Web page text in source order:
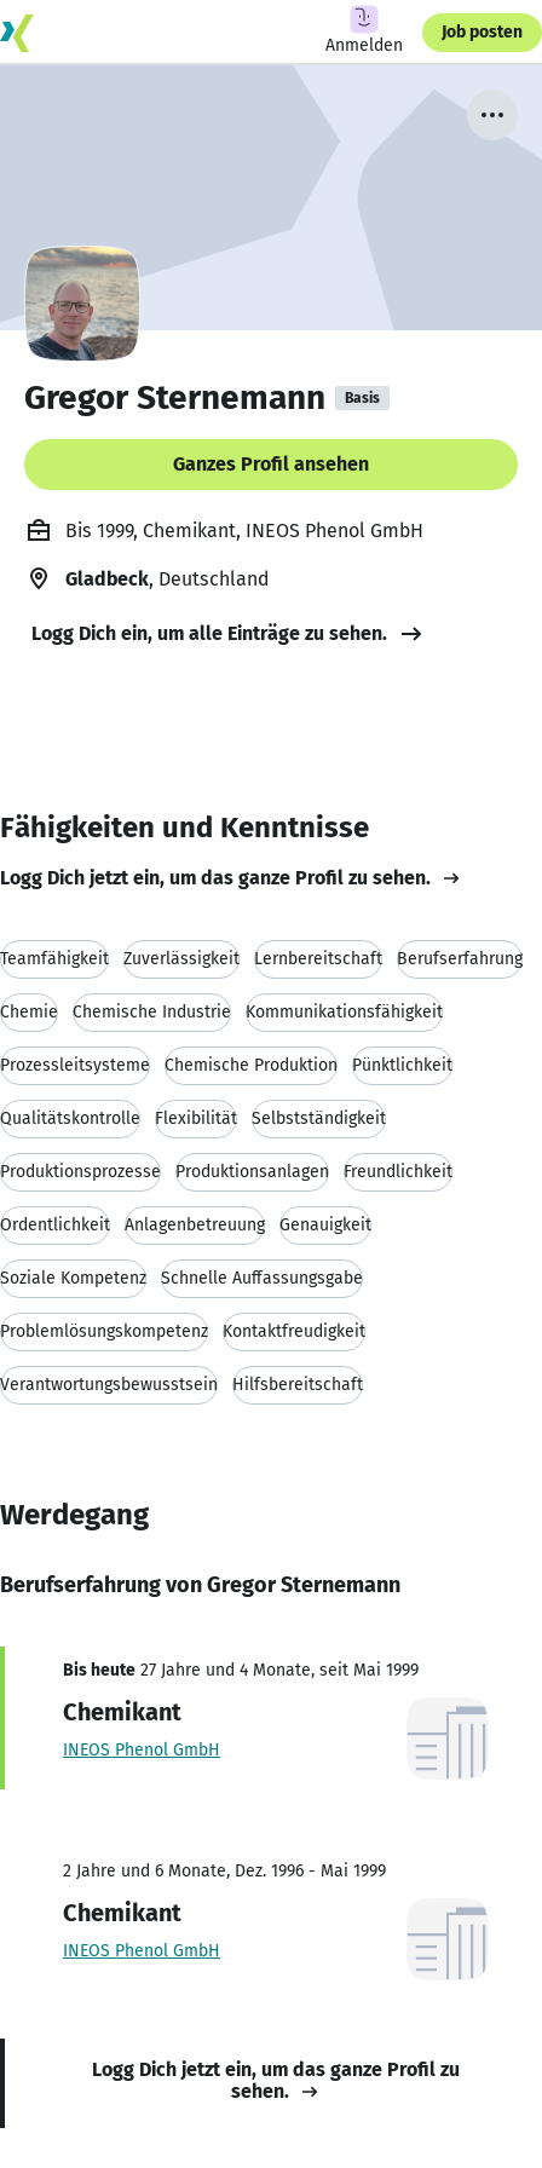
Anmelden
Job posten
Gregor Sternemann Basis
Ganzes Profil ansehen
Bis 1999, Chemikant, INEOS Phenol GmbH
Gladbeck, Deutschland
Logg Dich ein, um alle Einträge zu sehen.
Fähigkeiten und Kenntnisse
Logg Dich jetzt ein, um das ganze Profil zu sehen.
Teamfähigkeit Zuverlässigkeit Lernbereitschaft Berufserfahrung
Chemie Chemische Industrie Kommunikationsfähigkeit
Prozessleitsysteme Chemische Produktion Pünktlichkeit
Qualitätskontrolle Flexibilität Selbstständigkeit
Produktionsprozesse Produktionsanlagen Freundlichkeit
Ordentlichkeit Anlagenbetreuung Genauigkeit
Soziale Kompetenz Schnelle Auffassungsgabe
Problemlösungskompetenz Kontaktfreudigkeit
Verantwortungsbewusstsein Hilfsbereitschaft
Werdegang
Berufserfahrung von Gregor Sternemann
Bis heute 27 Jahre und 4 Monate, seit Mai 1999
Chemikant
INEOS Phenol GmbH
2 Jahre und 6 Monate, Dez. 1996 - Mai 1999
Chemikant
INEOS Phenol GmbH
Logg Dich jetzt ein, um das ganze Profil zu
sehen.